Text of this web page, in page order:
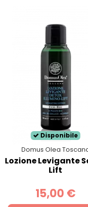
ai
Disponibile
Domus Olea
Lozione Levigante
Lift
15,00 €